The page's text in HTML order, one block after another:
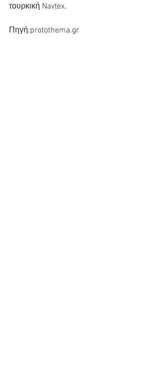
τουρκική Navtex.
Πηγή:protothema.gr